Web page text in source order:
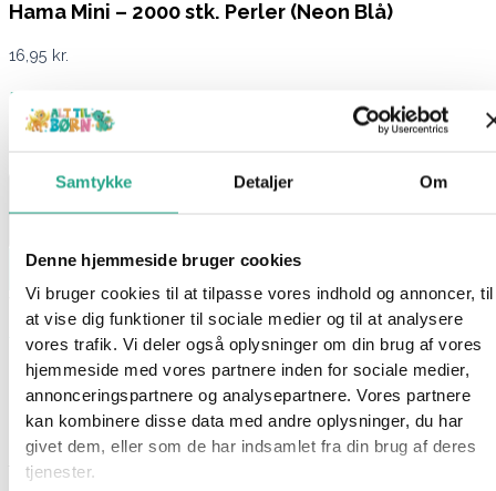
Samtykke Detaljer Om
Denne hjemmeside bruger cookies
Vi bruger cookies til at tilpasse vores indhold og annoncer, til
at vise dig funktioner til sociale medier og til at analysere
vores trafik. Vi deler også oplysninger om din brug af vores
hjemmeside med vores partnere inden for sociale medier,
annonceringspartnere og analysepartnere. Vores partnere
kan kombinere disse data med andre oplysninger, du har
givet dem, eller som de har indsamlet fra din brug af deres
tjenester.
Hama Mini – 2000 stk. Perler (Neon Blå)
16,95 kr.
På lager 1-3 hverdages levering
Læg i kurv
Varenummer7055Kategorier Hama,Kreativt og Lærerigt,
Mærker,Perler
Beskrivelse
Spørg om produktet
Denne pose fra Hama indeholder intet mindre end 2000 perler i
farven: neon blå.